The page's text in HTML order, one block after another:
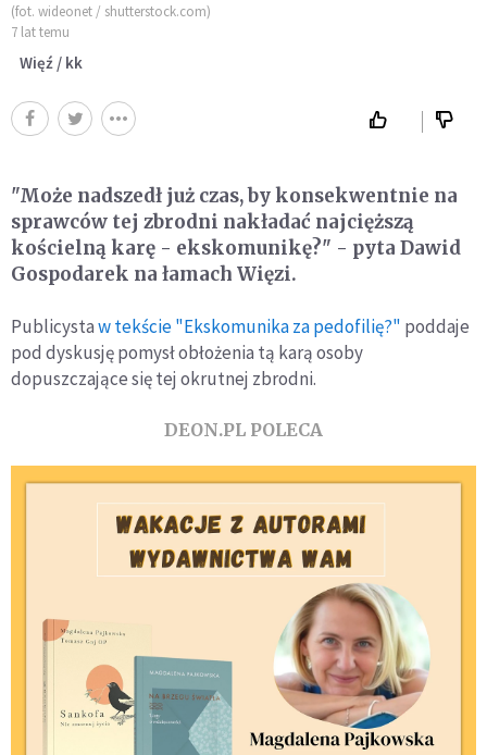
(fot. wideonet / shutterstock.com)
7 lat temu
Więź / kk
"Może nadszedł już czas, by konsekwentnie na
sprawców tej zbrodni nakładać najcięższą
kościelną karę - ekskomunikę?" - pyta Dawid
Gospodarek na łamach Więzi.
Publicystaw tekście "Ekskomunika za pedofilię?" poddaje
pod dyskusję pomysł obłożenia tą karą osoby
dopuszczające się tej okrutnej zbrodni.
DEON.PL POLECA